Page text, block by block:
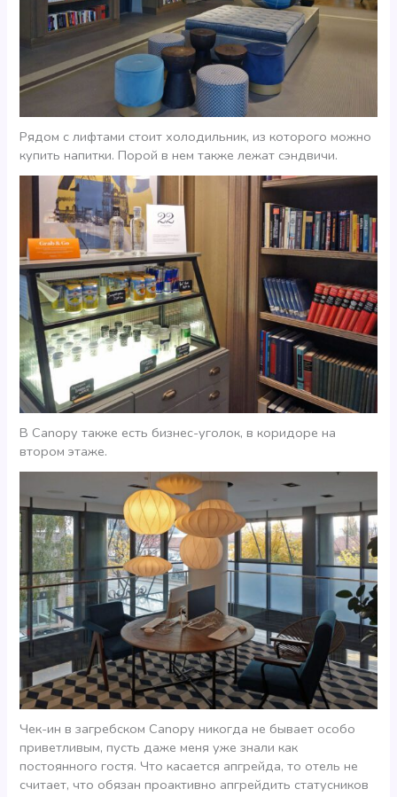
Рядом с лифтами стоит холодильник, из которого можно
купить напитки. Порой в нем также лежат сэндвичи.
В Canopy также есть бизнес-уголок, в коридоре на
втором этаже.
Чек-ин в загребском Canopy никогда не бывает особо
приветливым, пусть даже меня уже знали как
постоянного гостя. Что касается апгрейда, то отель не
считает, что обязан проактивно апгрейдить статусников